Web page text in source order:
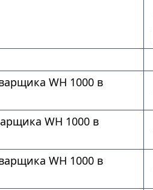
WH 1000 в
WH 1000 в
WH 1000 в